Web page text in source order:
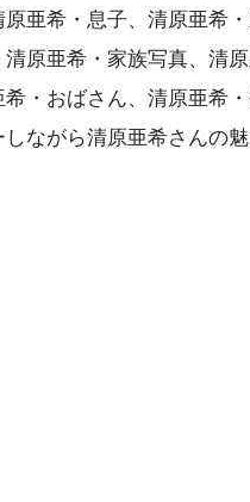
亜希・息子、清原亜希
原亜希・家族写真、清
・おばさん、清原亜希
ながら清原亜希さんの